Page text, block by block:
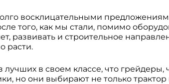
восклицательными
того, как мы стали, помимо
развивать и строительное
расти.
в своем классе, что грейдеры,
но они выбирают не только